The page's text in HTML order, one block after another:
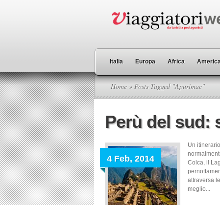
Italia Europa Africa
Home » Posts Tagged "Apurimac"
Perù del sud:
4 Feb, 2014
Un
Colca, il
attraversa
meglio...